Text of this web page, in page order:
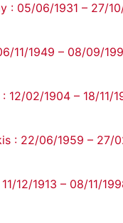
: 05/06/1931 – 27/
11/1949 – 08/09/
12/02/1904 – 18/11/
: 22/06/1959 – 27/
12/1913 – 08/11/